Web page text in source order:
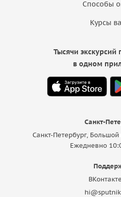
Способы
Курсы
Санкт-
Санкт-Петербург,
Ежедневно
ВКонтакте
Тысячи экскурсий
в одном